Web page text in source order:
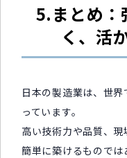
5.まとめ：
く、活
日本の製造業は、世
っています。
高い技術力や品質、現
簡単に築けるものでは